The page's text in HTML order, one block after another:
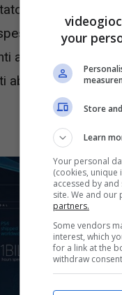
premuto il tasto
online dai
attivi
abbonati al
your
Store
Learn
Your personal
(cookies, unique
accessed by
site. We and our
partners.
Some vendors
interest, which
for a link at the
withdraw